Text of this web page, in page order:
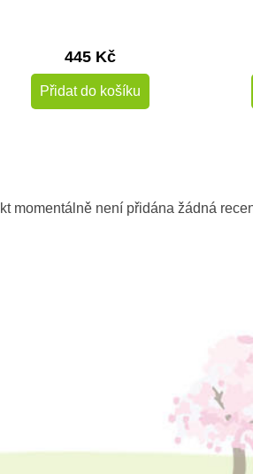
445 Kč
Přidat do košíku
momentálně není přidána žádná